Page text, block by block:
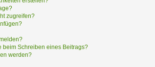
zugreifen?
beim Schreiben eines Beitrags?
werden?